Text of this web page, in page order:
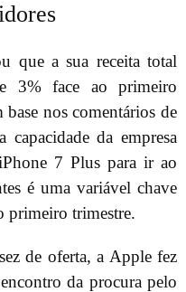
que a sua receita total
3% face ao primeiro
nos comentários de
da empresa
7 Plus para ir ao
é uma variável chave
primeiro trimestre.
de oferta, a Apple fez
da procura pelo